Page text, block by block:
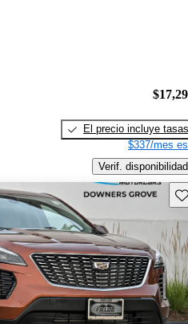
El precio incluye tasas
$337/mes
Verif. disponibilidad